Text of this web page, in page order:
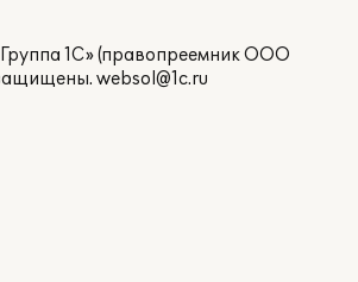
1С» (правопреемник ООО
websol@1c.ru